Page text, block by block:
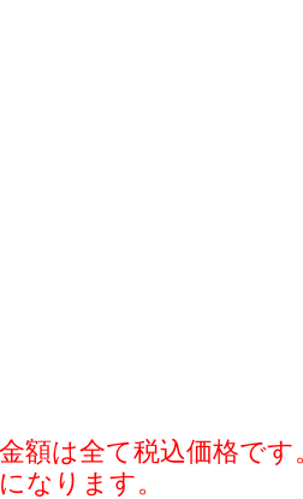
金額は全て税込価格です
になります。